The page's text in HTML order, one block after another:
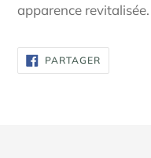
apparence revitalisée.
PARTAGERPARTAGER
SUR
FACEBOOK